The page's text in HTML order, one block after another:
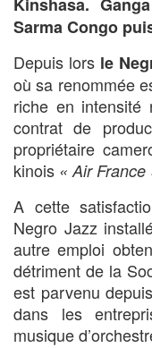
Sarma Congo
Depuis lors le
où sa renommée
riche en intensité
contrat de
propriétaire
kinois « Air France
A cette
Negro Jazz
autre emploi
détriment de la
est parvenu
dans les
musique